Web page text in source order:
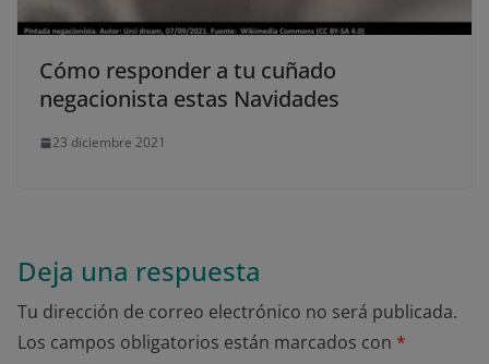
Cómo responder a tu cuñado
negacionista estas Navidades
23 diciembre 2021
Deja una respuesta
Tu dirección de correo electrónico no será publicada.
Los campos obligatorios están marcados con *